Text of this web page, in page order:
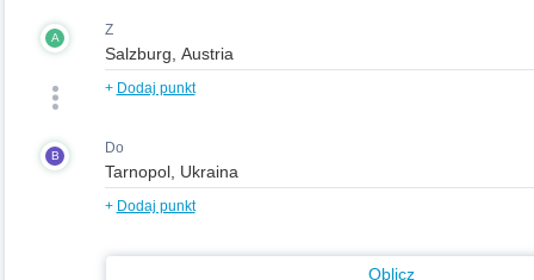
A Z
+ Dodaj punkt
B Do
+ Dodaj punkt
Oblicz